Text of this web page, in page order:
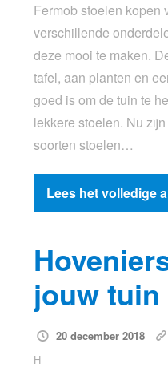
Fermob stoelen kopen
verschillende
deze mooi te maken.
tafel, aan planten en
goed is om de tuin te
lekkere stoelen. Nu
soorten stoelen…
Lees het volledige
jouw
20 december 2018
H